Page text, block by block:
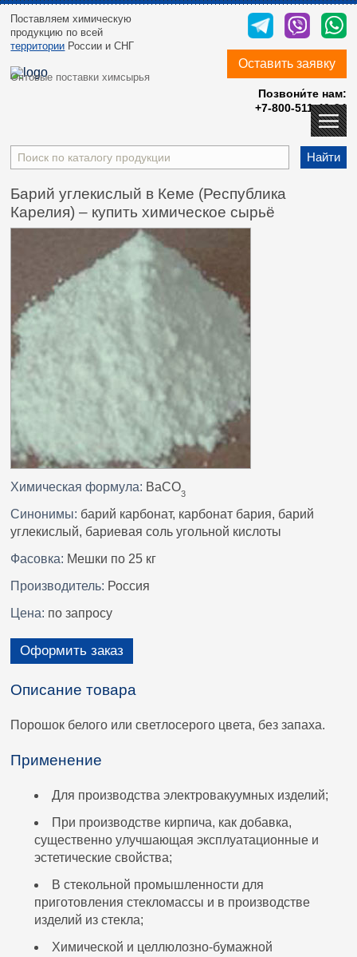
Поставляем химическую
продукцию по всей
территории России и СНГ
Оставить заявку
Оптовые поставки химсырья
Позвони́те нам:
+7-800-511-40-24
Найти
Барий углекислый в Кеме (Республика
Карелия) – купить химическое сырьё
Химическая формула: BaCO3
Синонимы: барий карбонат, карбонат бария, барий
углекислый, бариевая соль угольной кислоты
Фасовка: Мешки по 25 кг
Производитель: Россия
Цена: по запросу
Оформить заказ
Описание товара
Порошок белого или светлосерого цвета, без запаха.
Применение
Для производства электровакуумных изделий;
При производстве кирпича, как добавка,
существенно улучшающая эксплуатационные и
эстетические свойства;
В стекольной промышленности для
приготовления стекломассы и в производстве
изделий из стекла;
Химической и целлюлозно-бумажной